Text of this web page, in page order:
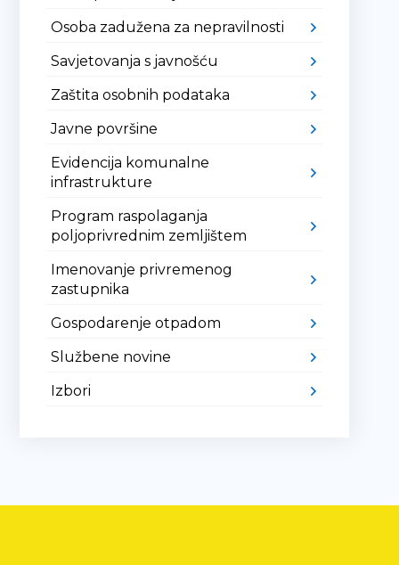
Osoba zadužena za nepravilnosti
Savjetovanja s javnošću
Zaštita osobnih podataka
Javne površine
Evidencija komunalne
infrastrukture
Program raspolaganja
poljoprivrednim zemljištem
Imenovanje privremenog
zastupnika
Gospodarenje otpadom
Službene novine
Izbori